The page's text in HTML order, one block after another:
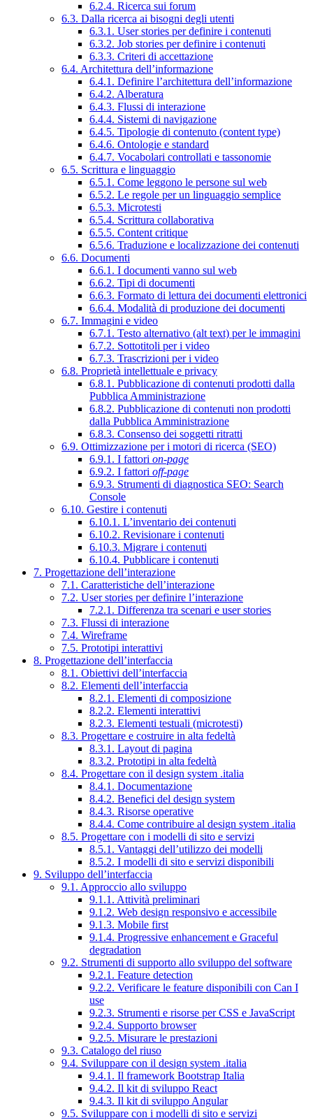
6.2.4. Ricerca sui forum
6.3. Dalla ricerca ai bisogni degli utenti
6.3.1. User stories per definire i contenuti
6.3.2. Job stories per definire i contenuti
6.3.3. Criteri di accettazione
6.4. Architettura dell’informazione
6.4.1. Definire l’architettura dell’informazione
6.4.2. Alberatura
6.4.3. Flussi di interazione
6.4.4. Sistemi di navigazione
6.4.5. Tipologie di contenuto (content type)
6.4.6. Ontologie e standard
6.4.7. Vocabolari controllati e tassonomie
6.5. Scrittura e linguaggio
6.5.1. Come leggono le persone sul web
6.5.2. Le regole per un linguaggio semplice
6.5.3. Microtesti
6.5.4. Scrittura collaborativa
6.5.5. Content critique
6.5.6. Traduzione e localizzazione dei contenuti
6.6. Documenti
6.6.1. I documenti vanno sul web
6.6.2. Tipi di documenti
6.6.3. Formato di lettura dei documenti elettronici
6.6.4. Modalità di produzione dei documenti
6.7. Immagini e video
6.7.1. Testo alternativo (alt text) per le immagini
6.7.2. Sottotitoli per i video
6.7.3. Trascrizioni per i video
6.8. Proprietà intellettuale e privacy
6.8.1. Pubblicazione di contenuti prodotti dalla
Pubblica Amministrazione
6.8.2. Pubblicazione di contenuti non prodotti
dalla Pubblica Amministrazione
6.8.3. Consenso dei soggetti ritratti
6.9. Ottimizzazione per i motori di ricerca (SEO)
6.9.1. I fattori on-page
6.9.2. I fattori off-page
6.9.3. Strumenti di diagnostica SEO: Search
Console
6.10. Gestire i contenuti
6.10.1. L’inventario dei contenuti
6.10.2. Revisionare i contenuti
6.10.3. Migrare i contenuti
6.10.4. Pubblicare i contenuti
7. Progettazione dell’interazione
7.1. Caratteristiche dell’interazione
7.2. User stories per definire l’interazione
7.2.1. Differenza tra scenari e user stories
7.3. Flussi di interazione
7.4. Wireframe
7.5. Prototipi interattivi
8. Progettazione dell’interfaccia
8.1. Obiettivi dell’interfaccia
8.2. Elementi dell’interfaccia
8.2.1. Elementi di composizione
8.2.2. Elementi interattivi
8.2.3. Elementi testuali (microtesti)
8.3. Progettare e costruire in alta fedeltà
8.3.1. Layout di pagina
8.3.2. Prototipi in alta fedeltà
8.4. Progettare con il design system .italia
8.4.1. Documentazione
8.4.2. Benefici del design system
8.4.3. Risorse operative
8.4.4. Come contribuire al design system .italia
8.5. Progettare con i modelli di sito e servizi
8.5.1. Vantaggi dell’utilizzo dei modelli
8.5.2. I modelli di sito e servizi disponibili
9. Sviluppo dell’interfaccia
9.1. Approccio allo sviluppo
9.1.1. Attività preliminari
9.1.2. Web design responsivo e accessibile
9.1.3. Mobile first
9.1.4. Progressive enhancement e Graceful
degradation
9.2. Strumenti di supporto allo sviluppo del software
9.2.1. Feature detection
9.2.2. Verificare le feature disponibili con Can I
use
9.2.3. Strumenti e risorse per CSS e JavaScript
9.2.4. Supporto browser
9.2.5. Misurare le prestazioni
9.3. Catalogo del riuso
9.4. Sviluppare con il design system .italia
9.4.1. Il framework Bootstrap Italia
9.4.2. Il kit di sviluppo React
9.4.3. Il kit di sviluppo Angular
9.5. Sviluppare con i modelli di sito e servizi